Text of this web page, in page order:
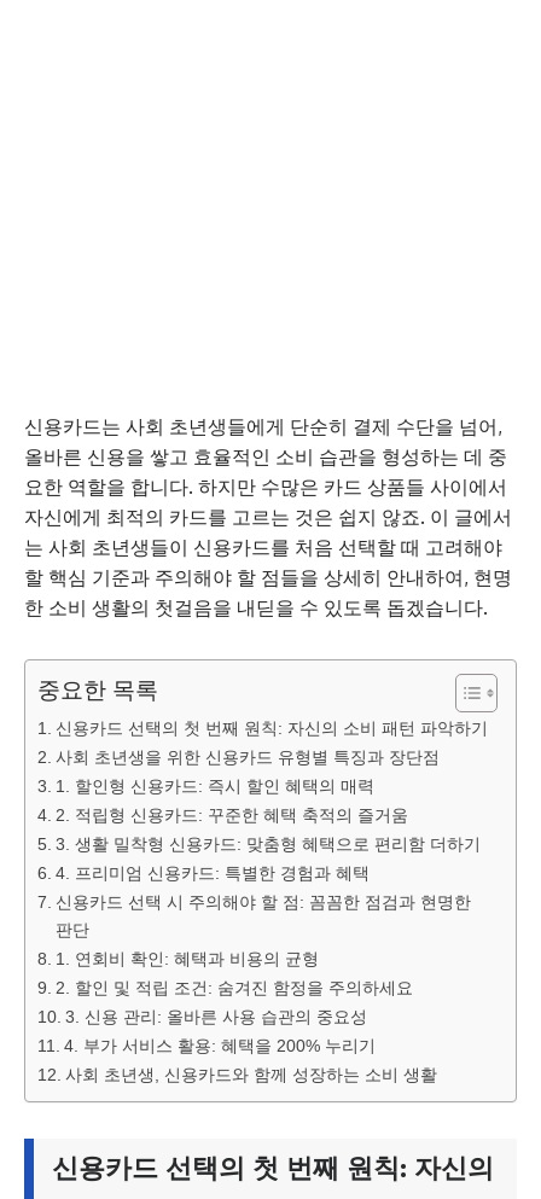
신용카드는 사회 초년생들에게 단순히 결제 수단을 넘어,
올바른 신용을 쌓고 효율적인 소비 습관을 형성하는 데 중
요한 역할을 합니다. 하지만 수많은 카드 상품들 사이에서
자신에게 최적의 카드를 고르는 것은 쉽지 않죠. 이 글에서
는 사회 초년생들이 신용카드를 처음 선택할 때 고려해야
할 핵심 기준과 주의해야 할 점들을 상세히 안내하여, 현명
한 소비 생활의 첫걸음을 내딛을 수 있도록 돕겠습니다.
중요한 목록
신용카드 선택의 첫 번째 원칙: 자신의 소비 패턴 파악하기
사회 초년생을 위한 신용카드 유형별 특징과 장단점
1. 할인형 신용카드: 즉시 할인 혜택의 매력
2. 적립형 신용카드: 꾸준한 혜택 축적의 즐거움
3. 생활 밀착형 신용카드: 맞춤형 혜택으로 편리함 더하기
4. 프리미엄 신용카드: 특별한 경험과 혜택
신용카드 선택 시 주의해야 할 점: 꼼꼼한 점검과 현명한
판단
1. 연회비 확인: 혜택과 비용의 균형
2. 할인 및 적립 조건: 숨겨진 함정을 주의하세요
3. 신용 관리: 올바른 사용 습관의 중요성
4. 부가 서비스 활용: 혜택을 200% 누리기
사회 초년생, 신용카드와 함께 성장하는 소비 생활
신용카드 선택의 첫 번째 원칙: 자신의